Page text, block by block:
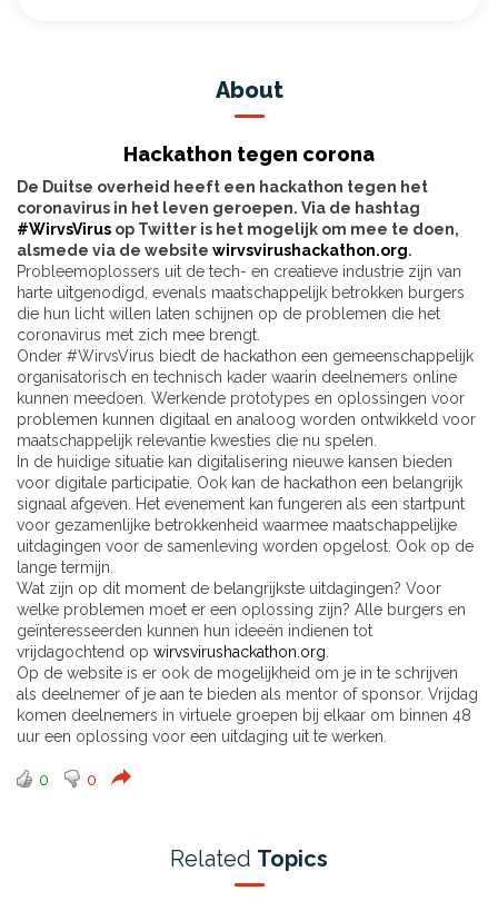
About
Hackathon tegen corona
De Duitse overheid heeft een hackathon tegen het
coronavirus in het leven geroepen. Via de hashtag
#WirvsVirus op Twitter is het mogelijk om mee te doen,
alsmede via de website wirvsvirushackathon.org.
Probleemoplossers uit de tech- en creatieve industrie zijn van
harte uitgenodigd, evenals maatschappelijk betrokken burgers
die hun licht willen laten schijnen op de problemen die het
coronavirus met zich mee brengt.
Onder #WirvsVirus biedt de hackathon een gemeenschappelijk
organisatorisch en technisch kader waarin deelnemers online
kunnen meedoen. Werkende prototypes en oplossingen voor
problemen kunnen digitaal en analoog worden ontwikkeld voor
maatschappelijk relevantie kwesties die nu spelen.
In de huidige situatie kan digitalisering nieuwe kansen bieden
voor digitale participatie. Ook kan de hackathon een belangrijk
signaal afgeven. Het evenement kan fungeren als een startpunt
voor gezamenlijke betrokkenheid waarmee maatschappelijke
uitdagingen voor de samenleving worden opgelost. Ook op de
lange termijn.
Wat zijn op dit moment de belangrijkste uitdagingen? Voor
welke problemen moet er een oplossing zijn? Alle burgers en
geïnteresseerden kunnen hun ideeën indienen tot
vrijdagochtend op wirvsvirushackathon.org.
Op de website is er ook de mogelijkheid om je in te schrijven
als deelnemer of je aan te bieden als mentor of sponsor. Vrijdag
komen deelnemers in virtuele groepen bij elkaar om binnen 48
uur een oplossing voor een uitdaging uit te werken.
0 0
Related Topics